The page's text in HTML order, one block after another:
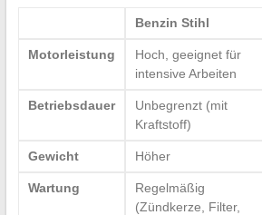
Benzin Stihl
Motorleistung
Hoch, geeignet für
intensive Arbeiten
Betriebsdauer
Unbegrenzt (mit
Kraftstoff)
Gewicht Höher
Wartung
Regelmäßig
(Zündkerze, Filter,